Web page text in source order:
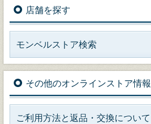
店舗を探す
モンベルストア検索
その他のオンラインストア情報
ご利用方法と返品・交換について